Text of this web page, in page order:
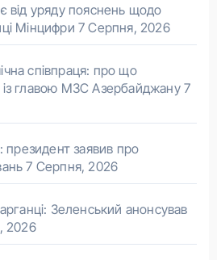
від уряду пояснень щодо
Мінцифри 7 Серпня, 2026
співпраця: про що
главою МЗС Азербайджану 7
президент заявив про
7 Серпня, 2026
Зеленський анонсував
2026